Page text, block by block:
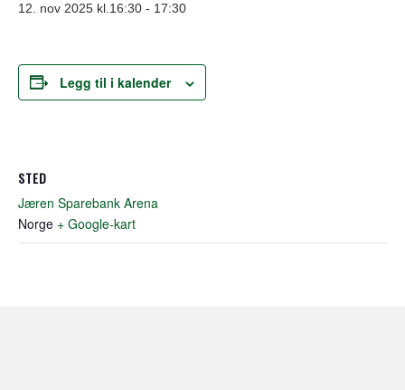
12. nov 2025 kl.16:30 - 17:30
Legg til i kalender
STED
Jæren Sparebank Arena
Norge + Google-kart